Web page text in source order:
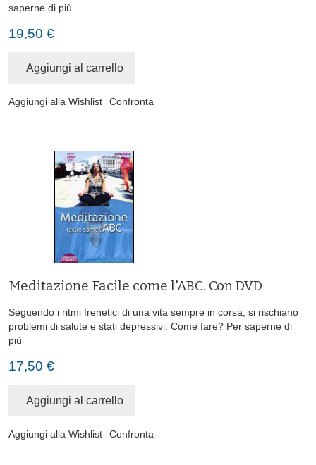
saperne di più
19,50 €
Aggiungi al carrello
Aggiungi alla Wishlist Confronta
Meditazione Facile come l'ABC. Con DVD
Seguendo i ritmi frenetici di una vita sempre in corsa, si rischiano
problemi di salute e stati depressivi. Come fare? Per saperne di
più
17,50 €
Aggiungi al carrello
Aggiungi alla Wishlist Confronta